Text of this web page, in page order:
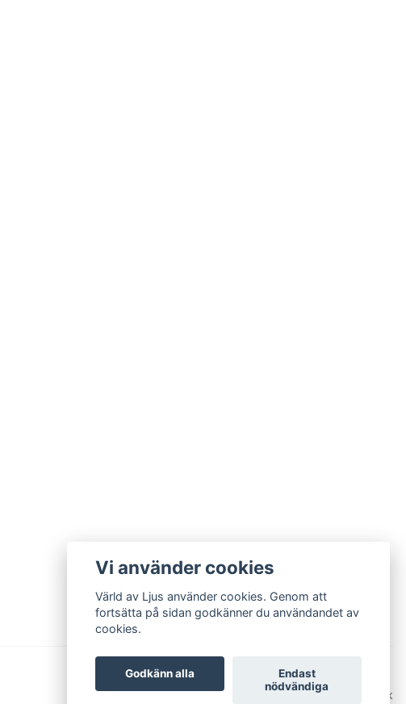
© 2026 Värld av Ljus Powered by Quickbutik
Vi använder cookies
Värld av Ljus använder cookies. Genom att
fortsätta på sidan godkänner du användandet av
cookies.
Godkänn alla
Endast
nödvändiga